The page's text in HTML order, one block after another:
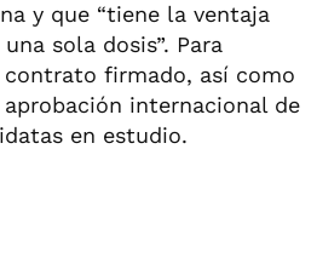
y que “tiene la ventaja
sola dosis”. Para
contrato firmado, así como
internacional de
en estudio.